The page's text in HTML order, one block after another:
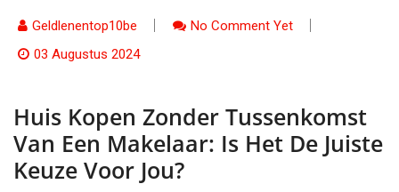
Geldlenentop10be
No Comment Yet
03 Augustus 2024
Huis Kopen Zonder Tussenkomst
Van Een Makelaar: Is Het De Juiste
Keuze Voor Jou?